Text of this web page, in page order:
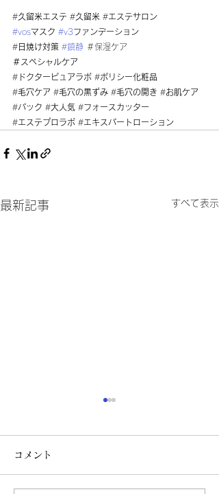
#久留米エステ #久留米 #エステサロン
#vosマスク #v3ファンデーション
#日焼け対策 #鎮静 ＃保湿ケア
＃スペシャルケア
# ドクターピュアラボ #ポリシー化粧品
#毛穴ケア #毛穴の黒ずみ #毛穴の開き #お肌ケア
#パック #大人気 #フォースカッター
#エステプロラボ #エキスパートローション
最新記事 すべて表示
ナ🌿
てますね*🥶💨* 風邪ひかな
コメント